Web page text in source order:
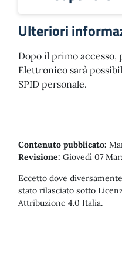
Ulteriori
Dopo il primo
Elettronico sarà
SPID personale.
Contenuto pubblicato:
Revisione: Giovedì 07
Eccetto dove
stato rilasciato sotto
Attribuzione 4.0 Italia.